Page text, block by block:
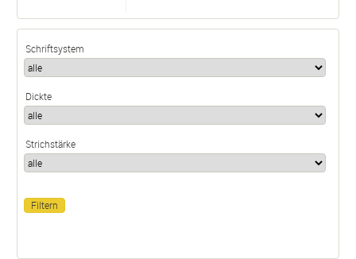
Schriftsystem
Dickte
Strichstärke